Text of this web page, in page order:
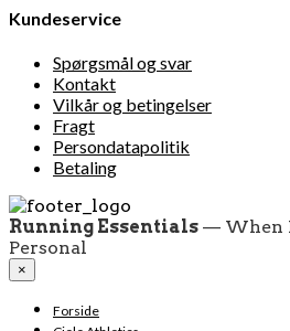
Kundeservice
Spørgsmål og svar
Kontakt
Vilkår og betingelser
Fragt
Persondatapolitik
Betaling
Running Essentials — When
Personal
×
Forside